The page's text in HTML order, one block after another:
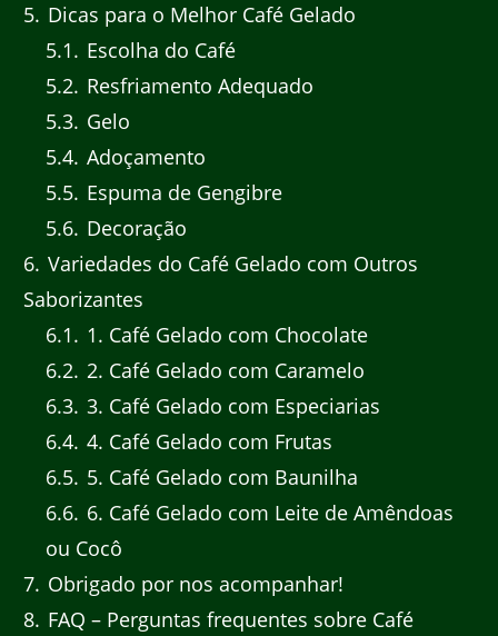
5 Dicas para o Melhor Café Gelado
5.1
Escolha do Café
5.2 Resfriamento Adequado
5.3 Gelo
5.4 Adoçamento
5.5 Espuma de Gengibre
5.6 Decoração
6 Variedades do Café Gelado com Outros
Saborizantes
6.1
1. Café Gelado com Chocolate
6.2 2. Café Gelado com Caramelo
6.3 3. Café Gelado com Especiarias
6.4 4. Café Gelado com Frutas
6.5 5. Café Gelado com Baunilha
6.6 6. Café Gelado com Leite de Amêndoas
ou Cocô
7 Obrigado por nos acompanhar!
8 FAQ – Perguntas frequentes sobre Café